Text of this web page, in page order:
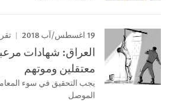
19 اغسطس/آب 2018
العراق: شهادات
معتقلين وموتهم
يجب التحقيق في سوء
الموصل